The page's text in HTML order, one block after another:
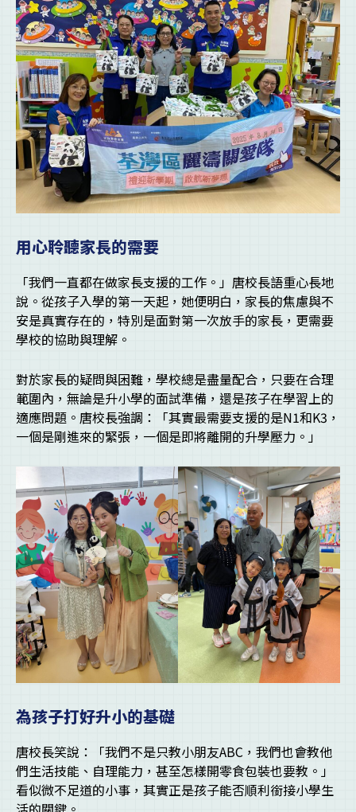
用心聆聽家長的需要
「我們一直都在做家長支援的工作。」唐校長語重心長地
說。從孩子入學的第一天起，她便明白，家長的焦慮與不
安是真實存在的，特別是面對第一次放手的家長，更需要
學校的協助與理解。
對於家長的疑問與困難，學校總是盡量配合，只要在合理
範圍內，無論是升小學的面試準備，還是孩子在學習上的
適應問題。唐校長強調：「其實最需要支援的是N1和K3，
一個是剛進來的緊張，一個是即將離開的升學壓力。」
為孩子打好升小的基礎
唐校長笑說：「我們不是只教小朋友ABC，我們也會教他
們生活技能、自理能力，甚至怎樣開零食包裝也要教。」
看似微不足道的小事，其實正是孩子能否順利銜接小學生